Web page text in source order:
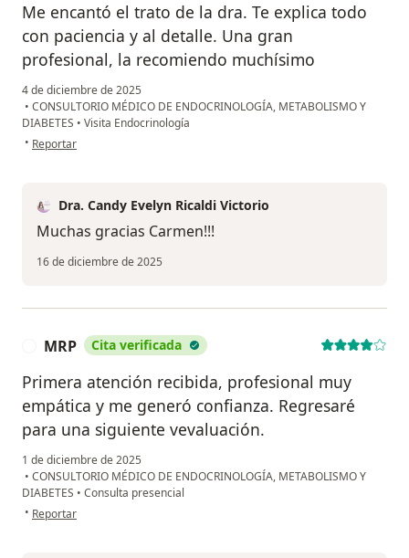
Me encantó el trato de la dra. Te explica todo
con paciencia y al detalle. Una gran
profesional, la recomiendo muchísimo
4 de diciembre de 2025
• CONSULTORIO MÉDICO DE ENDOCRINOLOGÍA, METABOLISMO Y
DIABETES • Visita Endocrinología
• en opinión del usuario Carmen H.
Reportar
Dra. Candy Evelyn Ricaldi Victorio
Muchas gracias Carmen!!!
16 de diciembre de 2025
MRP Cita verificada
Primera atención recibida, profesional muy
empática y me generó confianza. Regresaré
para una siguiente vevaluación.
1 de diciembre de 2025
• CONSULTORIO MÉDICO DE ENDOCRINOLOGÍA, METABOLISMO Y
DIABETES • Consulta presencial
• en opinión del usuario MRP
Reportar